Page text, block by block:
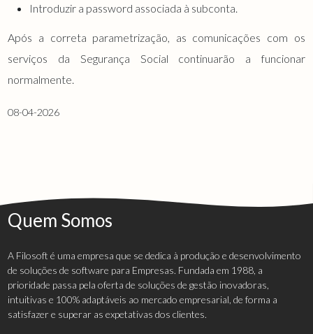
Introduzir a password associada à subconta.
Após a correta parametrização, as comunicações com os
serviços da Segurança Social continuarão a funcionar
normalmente.
08-04-2026
Quem Somos
A Filosoft é uma empresa que se dedica à produção e desenvolvimento
de soluções de software para Empresas. Fundada em 1988, a
prioridade passa pela oferta de soluções de gestão inovadoras,
intuitivas e 100% adaptáveis ao mercado empresarial, de forma a
satisfazer e superar as expetativas dos clientes.